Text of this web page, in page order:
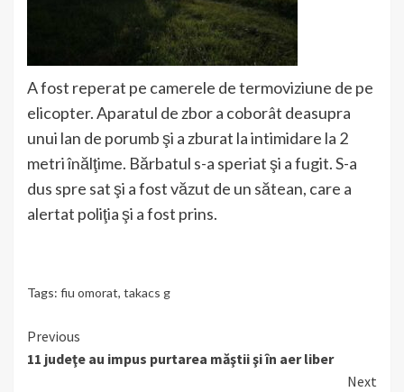
A fost reperat pe camerele de termoviziune de pe
elicopter. Aparatul de zbor a coborât deasupra
unui lan de porumb şi a zburat la intimidare la 2
metri înălţime. Bărbatul s-a speriat şi a fugit. S-a
dus spre sat şi a fost văzut de un sătean, care a
alertat poliţia şi a fost prins.
Tags: fiu omorat, takacs g
Continue
Reading
Previous
11 judeţe au impus purtarea măştii şi în aer liber
Next